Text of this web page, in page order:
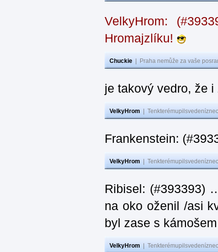
VelkyHrom:
Hromajzlíku!
Chuckie Praha nemůže za vaše
je takový vedro, že
VelkyHrom
Frankenstein:
VelkyHrom
Ribisel: (#393393)
na oko oženil /asi
byl zase s
VelkyHrom